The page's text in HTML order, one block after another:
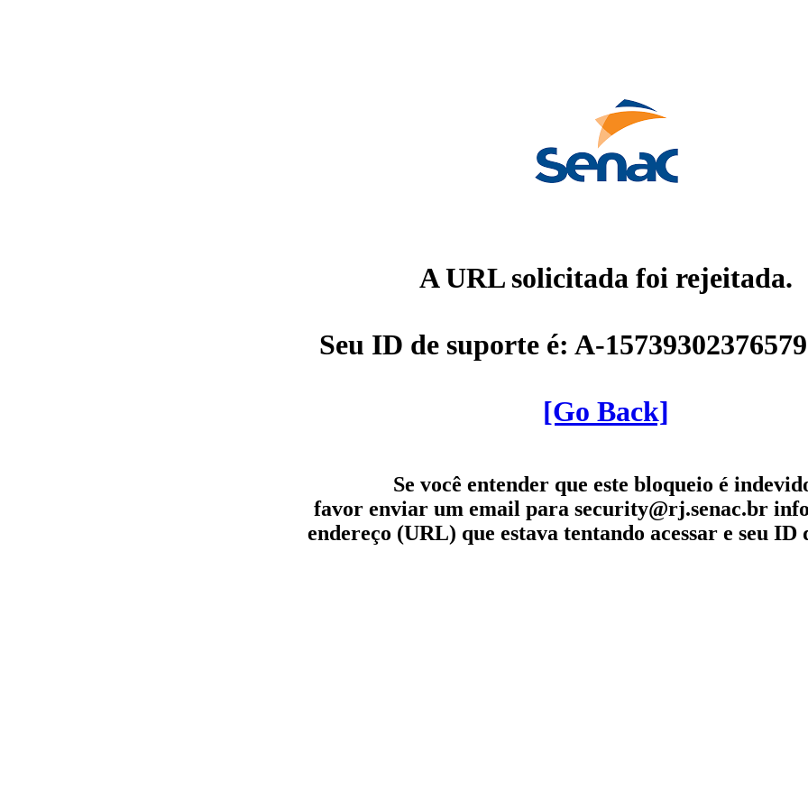
A URL solicitada foi rejeitada.
Seu ID de suporte é: A-
[Go Back]
Se você entender que este bloqueio é
favor enviar um email para security@rj.senac.br
endereço (URL) que estava tentando acessar e seu ID